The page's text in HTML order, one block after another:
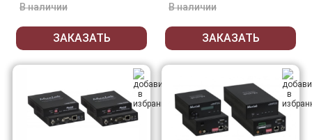
В наличии
ЗАКАЗАТЬ
В наличии
ЗАКАЗАТЬ